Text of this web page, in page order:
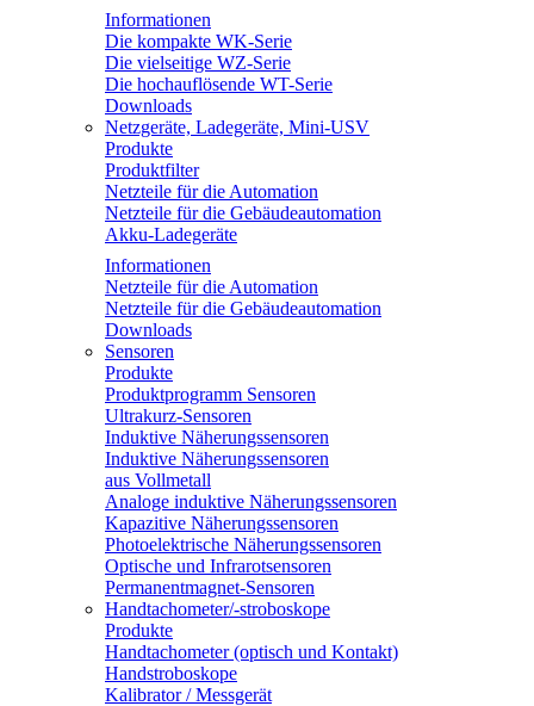
Informationen
Die kompakte WK-Serie
Die vielseitige WZ-Serie
Die hochauflösende WT-Serie
Downloads
Netzgeräte, Ladegeräte, Mini-USV
Produkte
Produktfilter
Netzteile für die Automation
Netzteile für die Gebäudeautomation
Akku-Ladegeräte
Informationen
Netzteile für die Automation
Netzteile für die Gebäudeautomation
Downloads
Sensoren
Produkte
Produktprogramm Sensoren
Ultrakurz-Sensoren
Induktive Näherungssensoren
Induktive Näherungssensoren
aus Vollmetall
Analoge induktive Näherungssensoren
Kapazitive Näherungssensoren
Photoelektrische Näherungssensoren
Optische und Infrarotsensoren
Permanentmagnet-Sensoren
Handtachometer/-stroboskope
Produkte
Handtachometer (optisch und Kontakt)
Handstroboskope
Kalibrator / Messgerät